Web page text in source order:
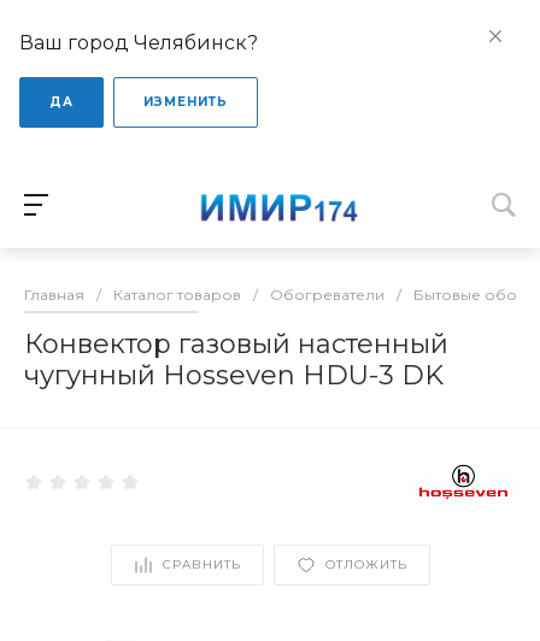
Ваш город Челябинск?
ДА ИЗМЕНИТЬ
Главная / Каталог товаров / Обогреватели / Бытовые
Конвектор газовый настенный
чугунный Hosseven HDU-3 DK
СРАВНИТЬ ОТЛОЖИТЬ